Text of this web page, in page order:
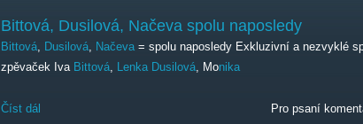
Bittová, Dusilová, Načeva spolu naposledy
Bittová, Dusilová, Načeva = spolu naposledy Exkluzivní a nezvyklé
zpěvaček Iva Bittová, Lenka Dusilová, Monika
Číst dál Pro psaní